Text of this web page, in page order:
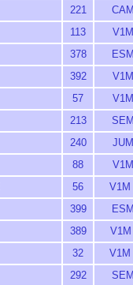
221
113
378
392
57
213
240
88
56 V1M
399
389 V1M
32 V1M
292